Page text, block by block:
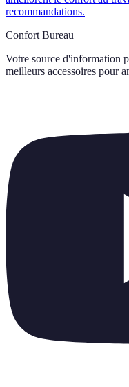
recommandations.
Confort Bureau
Votre source d'information
meilleurs accessoires pour